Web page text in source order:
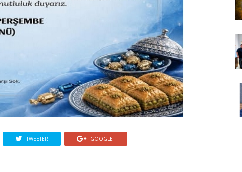
TWEETER GOOGLE+